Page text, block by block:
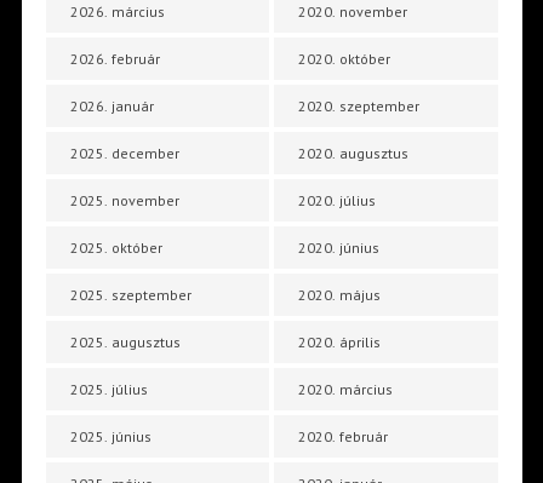
2026. március
2026. február
2026. január
2025. december
2025. november
2025. október
2025. szeptember
2025. augusztus
2025. július
2025. június
2020. november
2020. október
2020. szeptember
2020. augusztus
2020. július
2020. június
2020. május
2020. április
2020. március
2020. február